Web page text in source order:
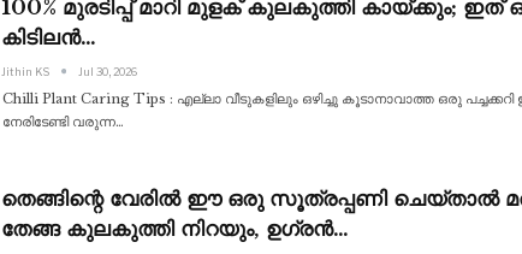
100% മുരടിപ്പ് മാറി മുളക് കുലകുത്തി കായ്ക്കും; ഇത്
കിടിലൻ…
Jithin KS Jul 30, 2026
Chilli Plant Caring Tips : എല്ലാ വീടുകളിലും ഒഴിച്ചു കൂടാനാവാത്ത ഒരു
നേരിടേണ്ടി വരുന്ന…
തെങ്ങിന്റെ വേരിൽ ഈ ഒരു സൂത്രപ്പണി ചെയ്‌താൽ
തേങ്ങ കുലകുത്തി നിറയും, ഉഗ്രൻ…